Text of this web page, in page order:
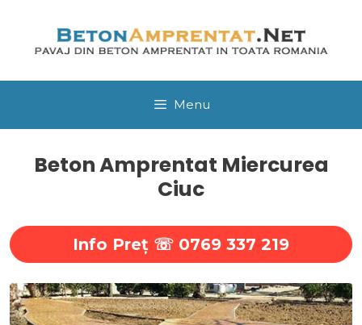
Menu
Beton Amprentat Miercurea
Ciuc
Info Preţ ☏ 0769 337 219